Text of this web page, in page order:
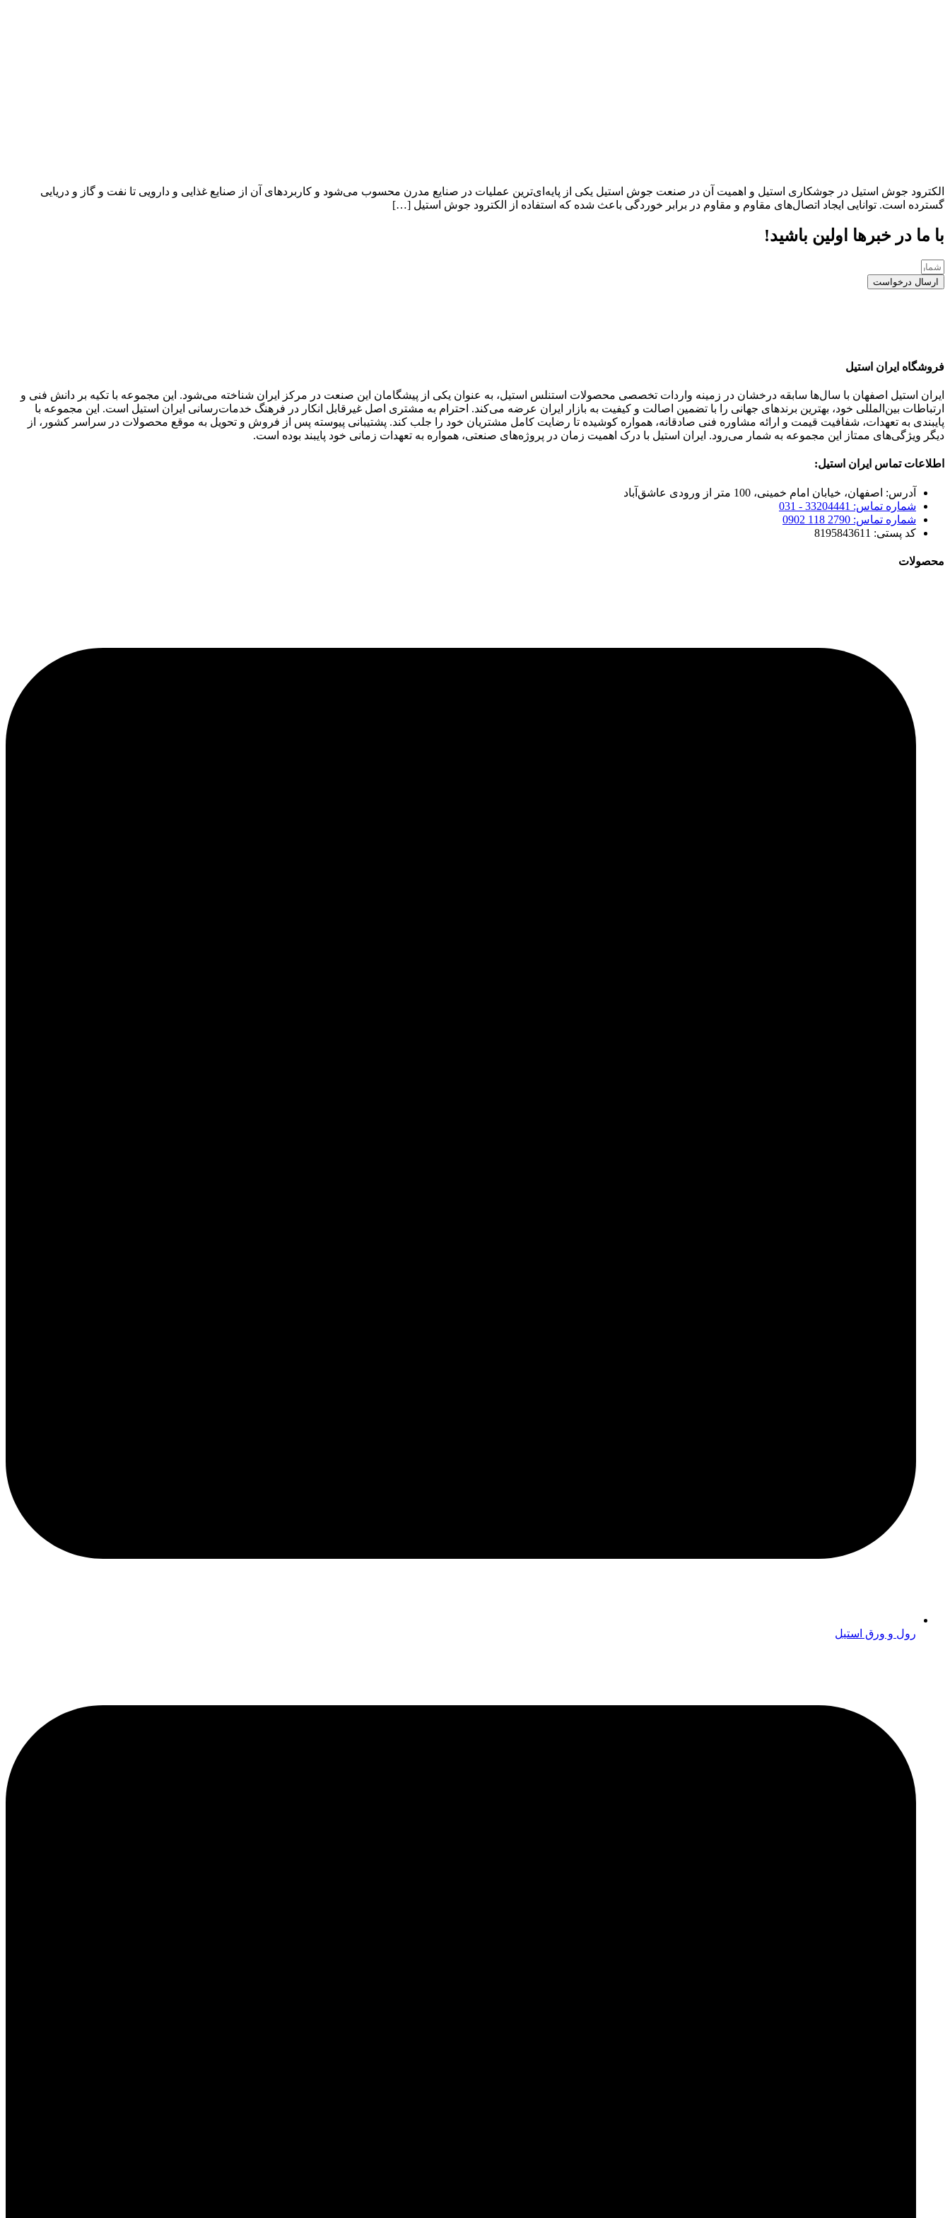
الکترود جوش استیل در جوشکاری استیل و اهمیت آن در صنعت جوش استیل یکی از پایه‌ای‌ترین عملیات در صنایع مدرن محسوب می‌شود و کاربردهای آن از صنایع غذایی و دارویی تا نفت و گاز و دریایی
گسترده است. توانایی ایجاد اتصال‌های مقاوم و مقاوم در برابر خوردگی باعث شده که استفاده از الکترود جوش استیل […]
با ما در خبرها اولین باشید!
ارسال درخواست
فروشگاه ایران استیل
ایران استیل اصفهان با سال‌ها سابقه درخشان در زمینه واردات تخصصی محصولات استنلس استیل، به عنوان یکی از پیشگامان این صنعت در مرکز ایران شناخته می‌شود. این مجموعه با تکیه بر دانش فنی و
ارتباطات بین‌المللی خود، بهترین برندهای جهانی را با تضمین اصالت و کیفیت به بازار ایران عرضه می‌کند. احترام به مشتری اصل غیرقابل انکار در فرهنگ خدمات‌رسانی ایران استیل است. این مجموعه با
پایبندی به تعهدات، شفافیت قیمت و ارائه مشاوره فنی صادقانه، همواره کوشیده تا رضایت کامل مشتریان خود را جلب کند. پشتیبانی پیوسته پس از فروش و تحویل به موقع محصولات در سراسر کشور، از
دیگر ویژگی‌های ممتاز این مجموعه به شمار می‌رود. ایران استیل با درک اهمیت زمان در پروژه‌های صنعتی، همواره به تعهدات زمانی خود پایبند بوده است.
اطلاعات تماس ایران استیل:
آدرس: اصفهان، خیابان امام خمینی، 100 متر از ورودی عاشق‌آباد
شماره تماس: 33204441 - 031
شماره تماس: 2790 118 0902
کد پستی: 8195843611
محصولات
رول و ورق استیل